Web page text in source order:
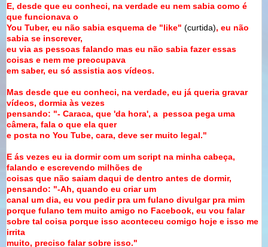
E, desde que eu conheci, na verdade eu nem sabia como é
que funcionava o
You Tuber, eu não sabia esquema de "like" (curtida), eu não
sabia se inscrever,
eu via as pessoas falando mas eu não sabia fazer essas
coisas e nem me preocupava
em saber, eu só assistia aos vídeos.
Mas desde que eu conheci, na verdade, eu já queria gravar
vídeos, dormia às vezes
pensando: "- Caraca, que 'da hora', a pessoa pega uma
câmera, fala o que ela quer
e posta no You Tube, cara, deve ser muito legal."
E ás vezes eu ia dormir com um script na minha cabeça,
falando e escrevendo milhões de
coisas que não saiam daqui de dentro antes de dormir,
pensando: "-Ah, quando eu criar um
canal um dia, eu vou pedir pra um fulano divulgar pra mim
porque fulano tem muito amigo no Facebook, eu vou falar
sobre tal coisa porque isso aconteceu comigo hoje e isso me
irrita
muito, preciso falar sobre isso."